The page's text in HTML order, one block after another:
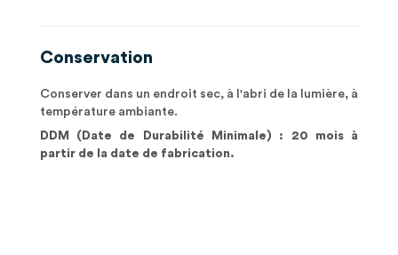
Conservation
Conserver dans un endroit sec, à l'abri de la lumière, à
température ambiante.
DDM (Date de Durabilité Minimale) : 20 mois à
partir de la date de fabrication.